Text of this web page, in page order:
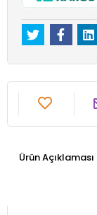
Ürün Açıklaması